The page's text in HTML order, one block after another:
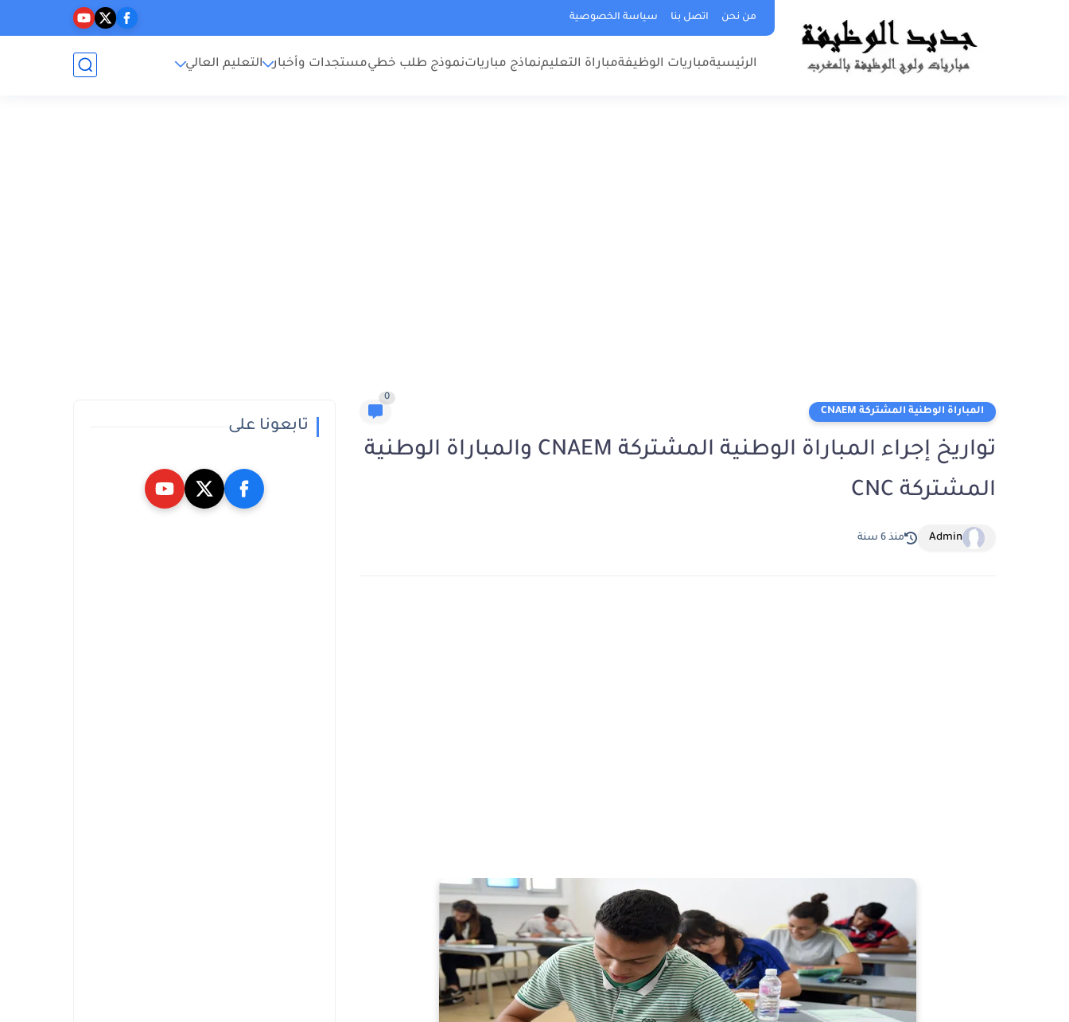
من نحن اتصل بنا سياسة الخصوصية
الرئيسيةمباريات الوظيفةمباراة التعليمنماذج مبارياتنموذج طلب خطيمستجدات وأخبار التعليم العالي
المباراة الوطنية المشتركة CNAEM
0
تواريخ إجراء المباراة الوطنية المشتركة CNAEM والمباراة الوطنية
المشتركة CNC
Admin منذ 6 سنة
تابعونا على